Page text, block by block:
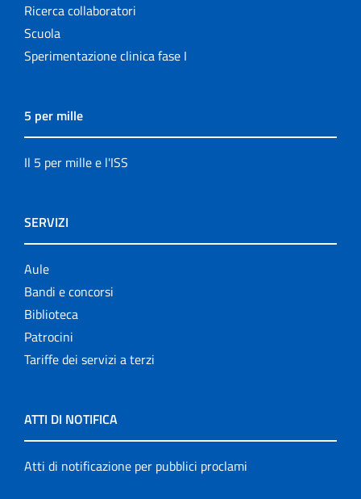
Ricerca collaboratori
Scuola
Sperimentazione clinica fase I
5 per mille
Il 5 per mille e l'ISS
SERVIZI
Aule
Bandi e concorsi
Biblioteca
Patrocini
Tariffe dei servizi a terzi
ATTI DI NOTIFICA
Atti di notificazione per pubblici proclami